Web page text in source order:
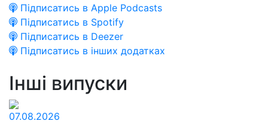
Підписатись в Apple Podcasts
Підписатись в Spotify
Підписатись в Deezer
Підписатись в інших додатках
Інші випуски
07.08.2026